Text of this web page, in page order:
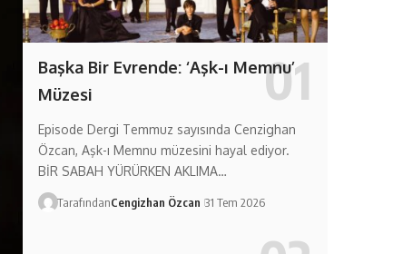
Başka Bir Evrende: ‘Aşk-ı Memnu’
Müzesi
Episode Dergi Temmuz sayısında Cenzighan
Özcan, Aşk-ı Memnu müzesini hayal ediyor.
BİR SABAH YÜRÜRKEN AKLIMA…
TarafındanCengizhan Özcan 31 Tem 2026